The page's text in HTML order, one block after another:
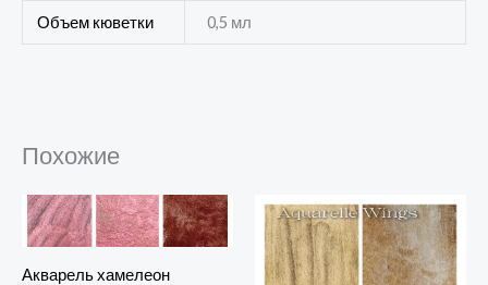
Объем кюветки 0,5 мл
Похожие
Акварель хамелеон